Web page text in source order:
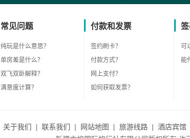
常见问题
纯玩是什么意思？
单房差是什么？
双飞双卧解释？
满意度计算？
付款和发票
签约刷卡？
付款方式？
网上支付？
如何获取发票？
可
能
关于我们 | 联系我们 | 网站地图 | 旅游线路 | 酒店宾馆